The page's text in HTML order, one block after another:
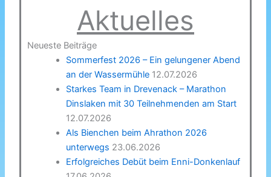
Aktuelles
Neueste Beiträge
Sommerfest 2026 – Ein gelungener Abend
an der Wassermühle 12.07.2026
Starkes Team in Drevenack – Marathon
Dinslaken mit 30 Teilnehmenden am Start
12.07.2026
Als Bienchen beim Ahrathon 2026
unterwegs 23.06.2026
Erfolgreiches Debüt beim Enni-Donkenlauf